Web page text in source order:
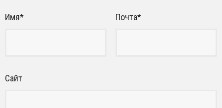
Имя* Почта*
Сайт